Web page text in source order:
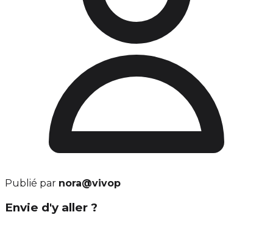
Publié par nora@vivop
Envie d'y aller ?